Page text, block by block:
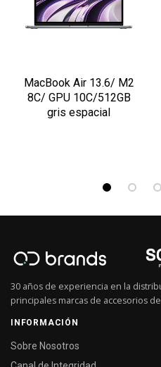
MacBook Air 13.6/ M2
8C/ GPU 10C/512GB
gris espacial
30 años de experiencia en la
principales marcas de accesorios
INFORMACIÓN
Sobre Nosotros